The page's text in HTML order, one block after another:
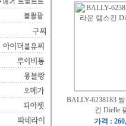
BALLY-6238183
킨 Dielle
가격 :